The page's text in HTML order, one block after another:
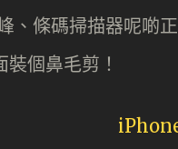
、條碼掃描器呢啲
個鼻毛剪！